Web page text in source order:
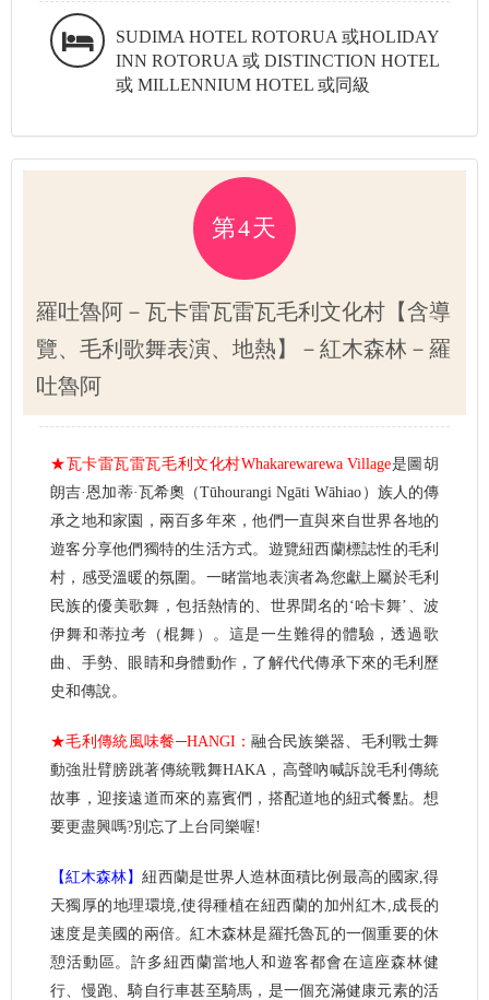
SUDIMA HOTEL ROTORUA 或HOLIDAY
INN ROTORUA 或 DISTINCTION HOTEL
或 MILLENNIUM HOTEL 或同級
第4天
羅吐魯阿－瓦卡雷瓦雷瓦毛利文化村【含導
覽、毛利歌舞表演、地熱】－紅木森林－羅
吐魯阿
★瓦卡雷瓦雷瓦毛利文化村Whakarewarewa Village是圖胡
朗吉·恩加蒂·瓦希奧（Tūhourangi Ngāti Wāhiao）族人的傳
承之地和家園，兩百多年來，他們一直與來自世界各地的
遊客分享他們獨特的生活方式。遊覽紐西蘭標誌性的毛利
村，感受溫暖的氛圍。一睹當地表演者為您獻上屬於毛利
民族的優美歌舞，包括熱情的、世界聞名的‘哈卡舞’、波
伊舞和蒂拉考（棍舞）。這是一生難得的體驗，透過歌
曲、手勢、眼睛和身體動作，了解代代傳承下來的毛利歷
史和傳說。
★毛利傳統風味餐─HANGI：融合民族樂器、毛利戰士舞
動強壯臂膀跳著傳統戰舞HAKA，高聲吶喊訴說毛利傳統
故事，迎接遠道而來的嘉賓們，搭配道地的紐式餐點。想
要更盡興嗎?別忘了上台同樂喔!
【紅木森林】紐西蘭是世界人造林面積比例最高的國家,得
天獨厚的地理環境,使得種植在紐西蘭的加州紅木,成長的
速度是美國的兩倍。紅木森林是羅托魯瓦的一個重要的休
憩活動區。許多紐西蘭當地人和遊客都會在這座森林健
行、慢跑、騎自行車甚至騎馬，是一個充滿健康元素的活